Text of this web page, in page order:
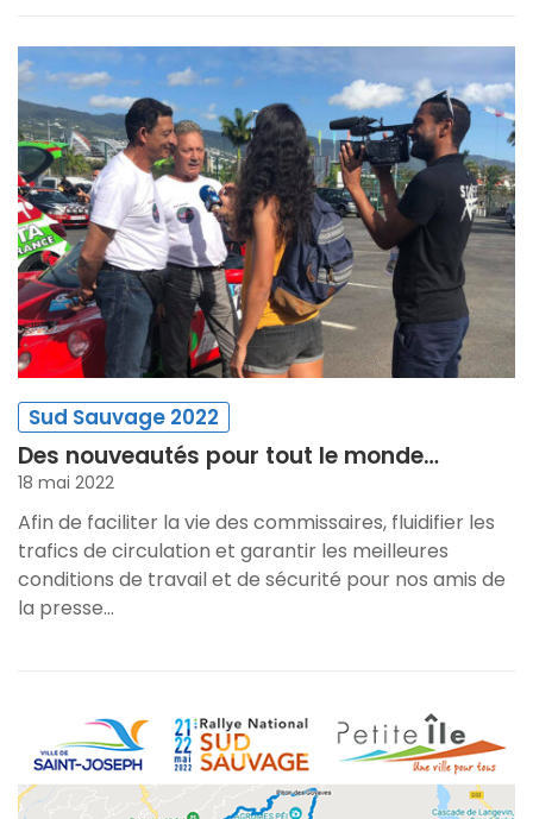
Sud Sauvage 2022
Des nouveautés pour tout le monde…
18 mai 2022
Afin de faciliter la vie des commissaires, fluidifier les
trafics de circulation et garantir les meilleures
conditions de travail et de sécurité pour nos amis de
la presse…